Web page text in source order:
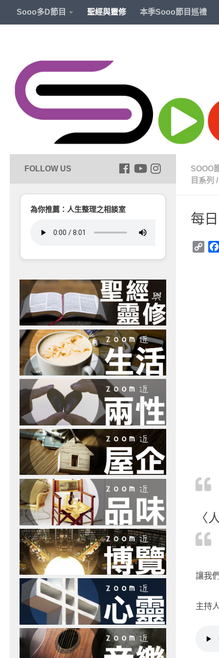
Sooo多D節目 聖經與靈修 本季Sooo節目巡禮
SOOO
目系列 /
每
〈
讓我
主持
為你推薦：人生整理之相談室